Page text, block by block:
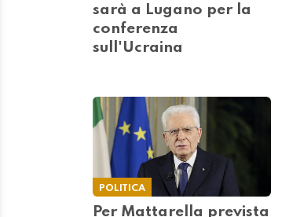
sarà a Lugano per la
conferenza
sull'Ucraina
POLITICA
Per Mattarella prevista